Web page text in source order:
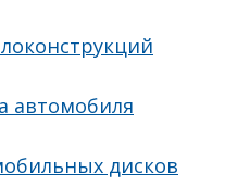
автомобиля
дисков